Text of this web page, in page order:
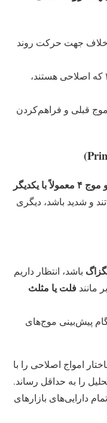
جهت حرکت روند
مثلاً در یک روند صعودی، موج ۲ و موج ۴ که اصلاحی هستند،
قبلی و فراهم‌کردن
طبیعت موج ۲ و موج ۴ معمولاً با یکدیگر
و شدید باشد، دیگری
باشد، انتظار داریم
مانند فلت یا مثلث
پیش‌بینی موج‌های
امواج اصلاحی را با
را به حداقل رساند.
دارایی‌های بازارهای